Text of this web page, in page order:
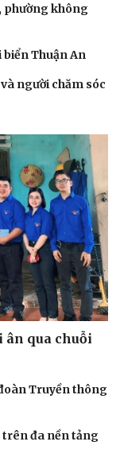
thời sự
đêm khuya
yêu
cho bé
tâm hồn
phường không
biển Thuận An
người chăm sóc
ân qua chuỗi
Truyền thông
trên đa nền tảng